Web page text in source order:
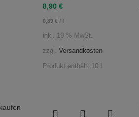
8,90 €
0,89 € / l
inkl. 19 % MwSt.
zzgl. Versandkosten
Produkt enthält: 10